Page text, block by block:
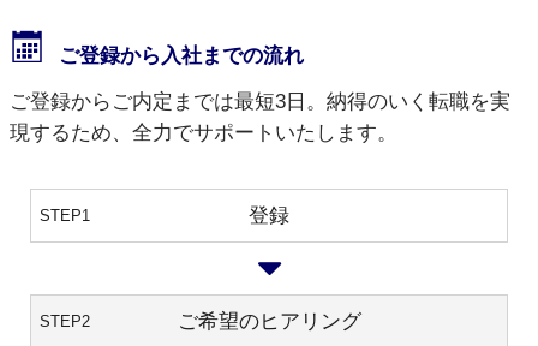
ご登録から入社までの流れ
ご登録からご内定までは最短3日。納得のいく転職を実
現するため、全力でサポートいたします。
STEP1 登録
STEP2 ご希望のヒアリング